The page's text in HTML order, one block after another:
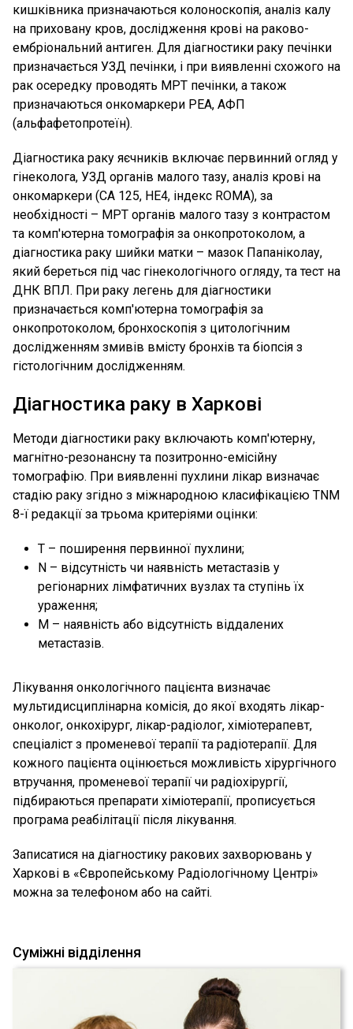
кишківника призначаються колоноскопія, аналіз калу
на приховану кров, дослідження крові на раково-
ембріональний антиген. Для діагностики раку печінки
призначається УЗД печінки, і при виявленні схожого на
рак осередку проводять МРТ печінки, а також
призначаються онкомаркери РЕА, АФП
(альфафетопротеїн).
Діагностика раку яєчників включає первинний огляд у
гінеколога, УЗД органів малого тазу, аналіз крові на
онкомаркери (CA 125, HE4, індекс ROMA), за
необхідності – МРТ органів малого тазу з контрастом
та комп'ютерна томографія за онкопротоколом, а
діагностика раку шийки матки – мазок Папаніколау,
який береться під час гінекологічного огляду, та тест на
ДНК ВПЛ. При раку легень для діагностики
призначається комп'ютерна томографія за
онкопротоколом, бронхоскопія з цитологічним
дослідженням змивів вмісту бронхів та біопсія з
гістологічним дослідженням.
Діагностика раку в Харкові
Методи діагностики раку включають комп'ютерну,
магнітно-резонансну та позитронно-емісійну
томографію. При виявленні пухлини лікар визначає
стадію раку згідно з міжнародною класифікацією TNM
8-ї редакції за трьома критеріями оцінки:
T – поширення первинної пухлини;
N – відсутність чи наявність метастазів у
регіонарних лімфатичних вузлах та ступінь їх
ураження;
M – наявність або відсутність віддалених
метастазів.
Лікування онкологічного пацієнта визначає
мультидисциплінарна комісія, до якої входять лікар-
онколог, онкохірург, лікар-радіолог, хіміотерапевт,
спеціаліст з променевої терапії та радіотерапії. Для
кожного пацієнта оцінюється можливість хірургічного
втручання, променевої терапії чи радіохірургії,
підбираються препарати хіміотерапії, прописується
програма реабілітації після лікування.
Записатися на діагностику ракових захворювань у
Харкові в «Європейському Радіологічному Центрі»
можна за телефоном або на сайті.
Суміжні відділення